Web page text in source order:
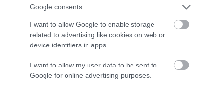
Google consents
I want to allow Google to enable storage
related to advertising like cookies on web or
device identifiers in apps.
I want to allow my user data to be sent to
Google for online advertising purposes.
ugyan nem valami tág keretű kérdés, mert
a belügyminiszter pecsételt levelében csak
a három; de annál határozottabban két
irányba szóló kérdés, mert kategorice így